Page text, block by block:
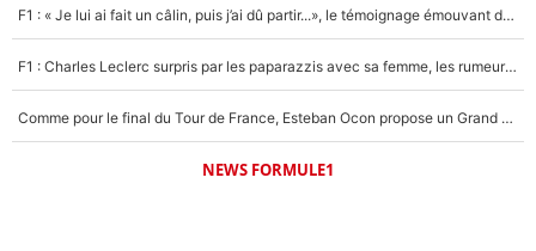
F1 : « Je lui ai fait un câlin, puis j’ai dû partir...», le témoignage émouvant de Max Verstappen sur sa fille
F1 : Charles Leclerc surpris par les paparazzis avec sa femme, les rumeurs étaient vraies !
Comme pour le final du Tour de France, Esteban Ocon propose un Grand Prix de Formule 1 à Paris : «Autour de l’Arc de Triomphe, ce serait génial» !
NEWS FORMULE1